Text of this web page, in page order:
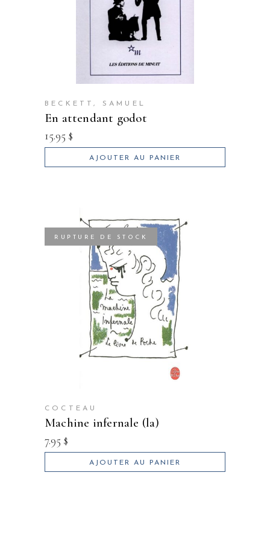
BECKETT, SAMUEL
en attendant godot
15.95 $
AJOUTER AU PANIER
RUPTURE DE STOCK
COCTEAU
machine infernale (la)
7.95 $
AJOUTER AU PANIER